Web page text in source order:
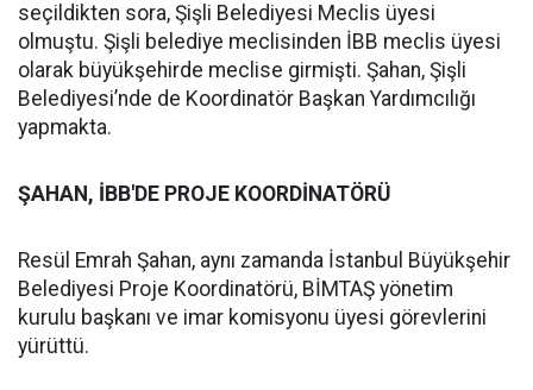
seçildikten sora, Şişli Belediyesi Meclis üyesi
olmuştu. Şişli belediye meclisinden İBB meclis üyesi
olarak büyükşehirde meclise girmişti. Şahan, Şişli
Belediyesi’nde de Koordinatör Başkan Yardımcılığı
yapmakta.
ŞAHAN, İBB'DE PROJE KOORDİNATÖRÜ
Resül Emrah Şahan, aynı zamanda İstanbul Büyükşehir
Belediyesi Proje Koordinatörü, BİMTAŞ yönetim
kurulu başkanı ve imar komisyonu üyesi görevlerini
yürüttü.